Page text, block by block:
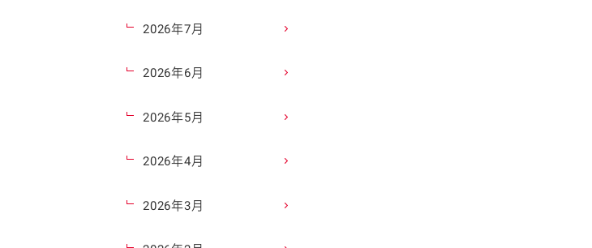
2026年7月
2026年6月
2026年5月
2026年4月
2026年3月